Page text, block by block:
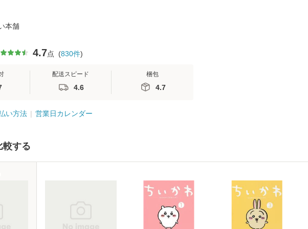
本舗
4.7点 (830件)
配送スピード
4.6
梱包
4.7
い方法 営業日カレンダー
較する